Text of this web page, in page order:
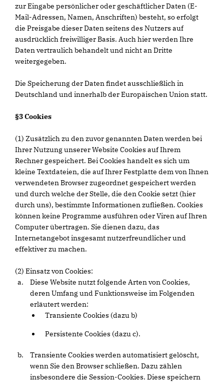
zur Eingabe persönlicher oder geschäftlicher Daten (E-
Mail-Adressen, Namen, Anschriften) besteht, so erfolgt
die Preisgabe dieser Daten seitens des Nutzers auf
ausdrücklich freiwilliger Basis. Auch hier werden Ihre
Daten vertraulich behandelt und nicht an Dritte
weitergegeben.
Die Speicherung der Daten findet ausschließlich in
Deutschland und innerhalb der Europäischen Union statt.
§3 Cookies
(1) Zusätzlich zu den zuvor genannten Daten werden bei
Ihrer Nutzung unserer Website Cookies auf Ihrem
Rechner gespeichert. Bei Cookies handelt es sich um
kleine Textdateien, die auf Ihrer Festplatte dem von Ihnen
verwendeten Browser zugeordnet gespeichert werden
und durch welche der Stelle, die den Cookie setzt (hier
durch uns), bestimmte Informationen zufließen. Cookies
können keine Programme ausführen oder Viren auf Ihren
Computer übertragen. Sie dienen dazu, das
Internetangebot insgesamt nutzerfreundlicher und
effektiver zu machen.
(2) Einsatz von Cookies:
Diese Website nutzt folgende Arten von Cookies,
deren Umfang und Funktionsweise im Folgenden
erläutert werden:
Transiente Cookies (dazu b)
Persistente Cookies (dazu c).
Transiente Cookies werden automatisiert gelöscht,
wenn Sie den Browser schließen. Dazu zählen
insbesondere die Session-Cookies. Diese speichern